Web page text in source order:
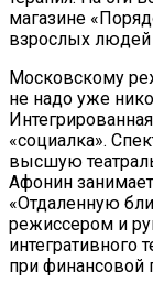
магазине
взрослых людей
Московскому
не надо уже
«социалка».
высшую
Афонин
«Отдаленную
режиссером и
интегративного
при финансовой